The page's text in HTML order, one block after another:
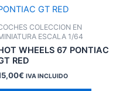
COLECCION EN
ESCALA 1/64
WHEELS 67 PONTIAC
RED
€ IVA INCLUIDO